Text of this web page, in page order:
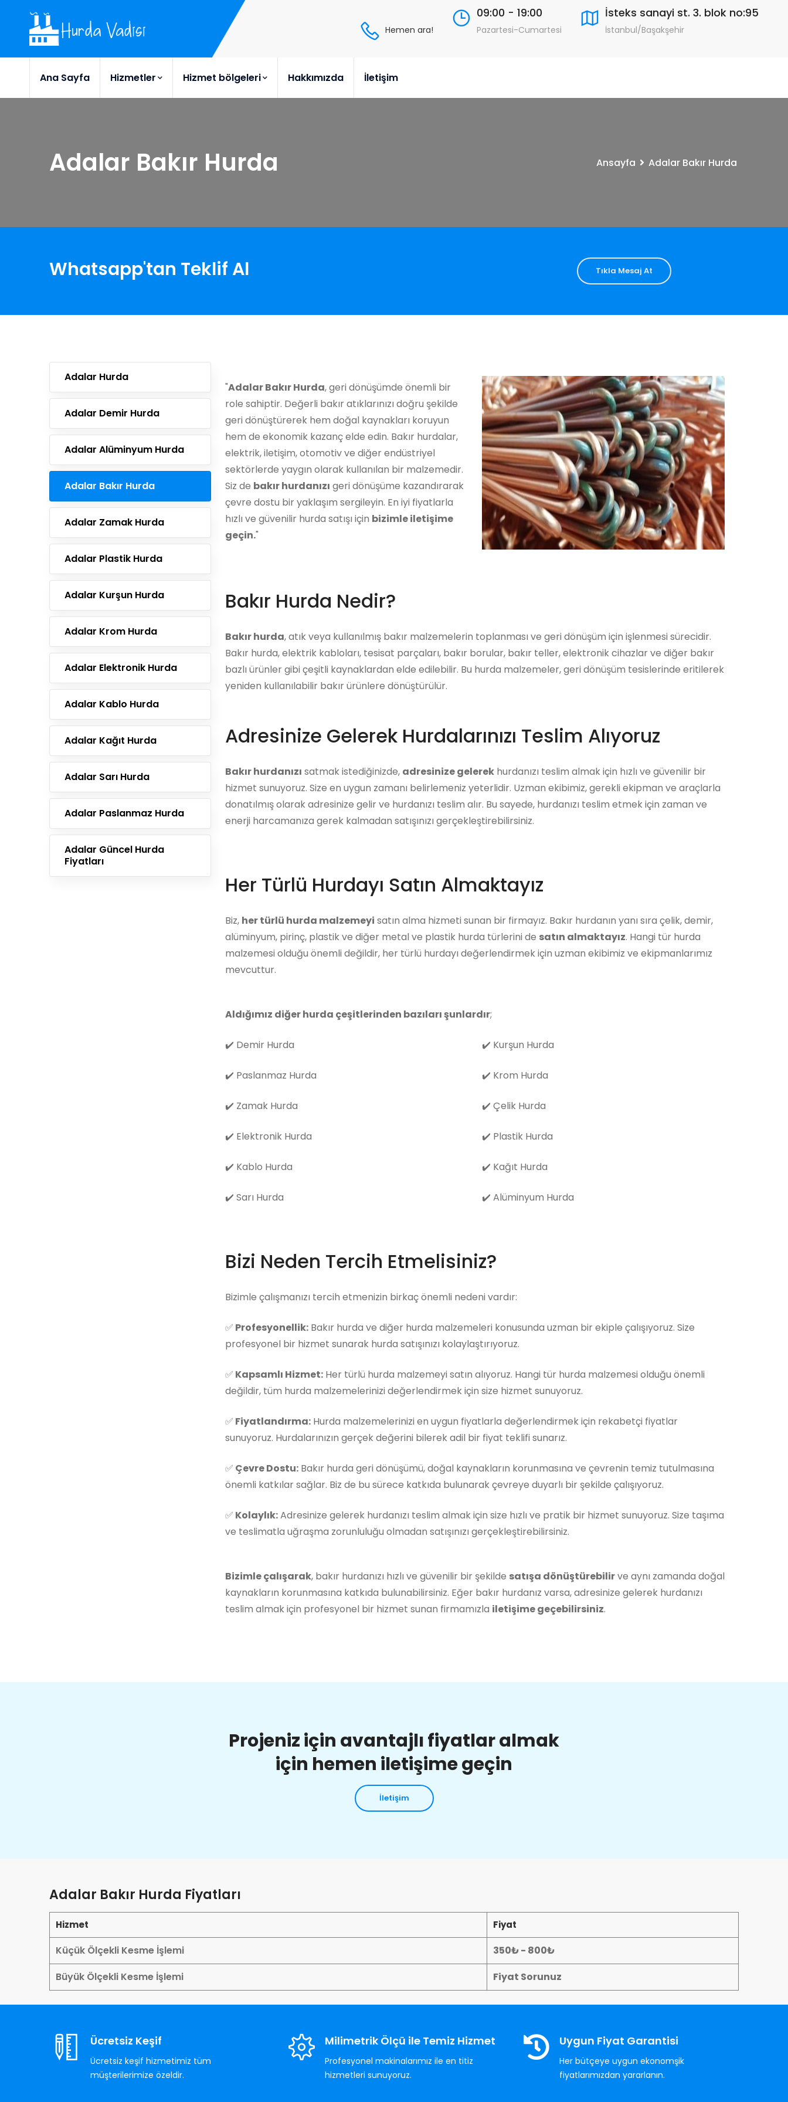
Hemen ara!
09:00 - 19:00
Pazartesi-Cumartesi
İsteks sanayi st. 3. blok no:95
İstanbul/Başakşehir
Ana Sayfa Hizmetler Hizmet bölgeleri Hakkımızda İletişim
Adalar Bakır Hurda Ansayfa Adalar Bakır Hurda
Whatsapp'tan Teklif Al Tıkla Mesaj At
Adalar Hurda
Adalar Demir Hurda
Adalar Alüminyum Hurda
Adalar Bakır Hurda
Adalar Zamak Hurda
Adalar Plastik Hurda
Adalar Kurşun Hurda
Adalar Krom Hurda
Adalar Elektronik Hurda
Adalar Kablo Hurda
Adalar Kağıt Hurda
Adalar Sarı Hurda
Adalar Paslanmaz Hurda
Adalar Güncel Hurda
Fiyatları
"Adalar Bakır Hurda, geri dönüşümde önemli bir
role sahiptir. Değerli bakır atıklarınızı doğru şekilde
geri dönüştürerek hem doğal kaynakları koruyun
hem de ekonomik kazanç elde edin. Bakır hurdalar,
elektrik, iletişim, otomotiv ve diğer endüstriyel
sektörlerde yaygın olarak kullanılan bir malzemedir.
Siz de bakır hurdanızı geri dönüşüme kazandırarak
çevre dostu bir yaklaşım sergileyin. En iyi fiyatlarla
hızlı ve güvenilir hurda satışı için bizimle iletişime
geçin."
Bakır Hurda Nedir?
Bakır hurda, atık veya kullanılmış bakır malzemelerin toplanması ve geri dönüşüm için işlenmesi sürecidir.
Bakır hurda, elektrik kabloları, tesisat parçaları, bakır borular, bakır teller, elektronik cihazlar ve diğer bakır
bazlı ürünler gibi çeşitli kaynaklardan elde edilebilir. Bu hurda malzemeler, geri dönüşüm tesislerinde eritilerek
yeniden kullanılabilir bakır ürünlere dönüştürülür.
Adresinize Gelerek Hurdalarınızı Teslim Alıyoruz
Bakır hurdanızı satmak istediğinizde, adresinize gelerek hurdanızı teslim almak için hızlı ve güvenilir bir
hizmet sunuyoruz. Size en uygun zamanı belirlemeniz yeterlidir. Uzman ekibimiz, gerekli ekipman ve araçlarla
donatılmış olarak adresinize gelir ve hurdanızı teslim alır. Bu sayede, hurdanızı teslim etmek için zaman ve
enerji harcamanıza gerek kalmadan satışınızı gerçekleştirebilirsiniz.
Her Türlü Hurdayı Satın Almaktayız
Biz, her türlü hurda malzemeyi satın alma hizmeti sunan bir firmayız. Bakır hurdanın yanı sıra çelik, demir,
alüminyum, pirinç, plastik ve diğer metal ve plastik hurda türlerini de satın almaktayız. Hangi tür hurda
malzemesi olduğu önemli değildir, her türlü hurdayı değerlendirmek için uzman ekibimiz ve ekipmanlarımız
mevcuttur.
Aldığımız diğer hurda çeşitlerinden bazıları şunlardır;
✔️ Demir Hurda
✔️ Paslanmaz Hurda
✔️ Zamak Hurda
✔️ Elektronik Hurda
✔️ Kablo Hurda
✔️ Sarı Hurda
✔️ Kurşun Hurda
✔️ Krom Hurda
✔️ Çelik Hurda
✔️ Plastik Hurda
✔️ Kağıt Hurda
✔️ Alüminyum Hurda
Bizi Neden Tercih Etmelisiniz?
Bizimle çalışmanızı tercih etmenizin birkaç önemli nedeni vardır:
✅ Profesyonellik: Bakır hurda ve diğer hurda malzemeleri konusunda uzman bir ekiple çalışıyoruz. Size
profesyonel bir hizmet sunarak hurda satışınızı kolaylaştırıyoruz.
✅ Kapsamlı Hizmet: Her türlü hurda malzemeyi satın alıyoruz. Hangi tür hurda malzemesi olduğu önemli
değildir, tüm hurda malzemelerinizi değerlendirmek için size hizmet sunuyoruz.
✅ Fiyatlandırma: Hurda malzemelerinizi en uygun fiyatlarla değerlendirmek için rekabetçi fiyatlar
sunuyoruz. Hurdalarınızın gerçek değerini bilerek adil bir fiyat teklifi sunarız.
✅ Çevre Dostu: Bakır hurda geri dönüşümü, doğal kaynakların korunmasına ve çevrenin temiz tutulmasına
önemli katkılar sağlar. Biz de bu sürece katkıda bulunarak çevreye duyarlı bir şekilde çalışıyoruz.
✅ Kolaylık:Adresinize gelerek hurdanızı teslim almak için size hızlı ve pratik bir hizmet sunuyoruz. Size taşıma
ve teslimatla uğraşma zorunluluğu olmadan satışınızı gerçekleştirebilirsiniz.
Bizimle çalışarak, bakır hurdanızı hızlı ve güvenilir bir şekilde satışa dönüştürebilirve aynı zamanda doğal
kaynakların korunmasına katkıda bulunabilirsiniz. Eğer bakır hurdanız varsa, adresinize gelerek hurdanızı
teslim almak için profesyonel bir hizmet sunan firmamızla iletişime geçebilirsiniz.
Projeniz için avantajlı fiyatlar almak
için hemen iletişime geçin
İletişim
Adalar Bakır Hurda Fiyatları
Hizmet Fiyat
Küçük Ölçekli Kesme İşlemi
350₺ - 800₺
Büyük Ölçekli Kesme İşlemi
Fiyat Sorunuz
Ücretsiz Keşif
Ücretsiz keşif hizmetimiz tüm
müşterilerimize özeldir.
Milimetrik Ölçü ile Temiz Hizmet
Profesyonel makinalarımız ile en titiz
hizmetleri sunuyoruz.
Uygun Fiyat Garantisi
Her bütçeye uygun ekonomşik
fiyatlarımızdan yararlanın.